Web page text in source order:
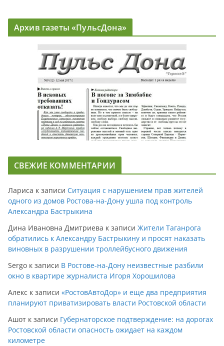
Архив газеты «ПульсДона»
СВЕЖИЕ КОММЕНТАРИИ
Лариса к записи Ситуация с нарушением прав жителей
одного из домов Ростова-на-Дону ушла под контроль
Александра Бастрыкина
Дина Ивановна Дмитриева к записи Жители Таганрога
обратились к Александру Бастрыкину и просят наказать
виновных в разрушении троллейбусного движения
Sergo к записи В Ростове-на-Дону неизвестные разбили
окно в квартире журналиста Игоря Хорошилова
Алекс к записи «РостовАвтоДор» и еще два предприятия
планируют приватизировать власти Ростовской области
Ашот к записи Губернаторское подтверждение: на дорогах
Ростовской области опасность ожидает на каждом
километре